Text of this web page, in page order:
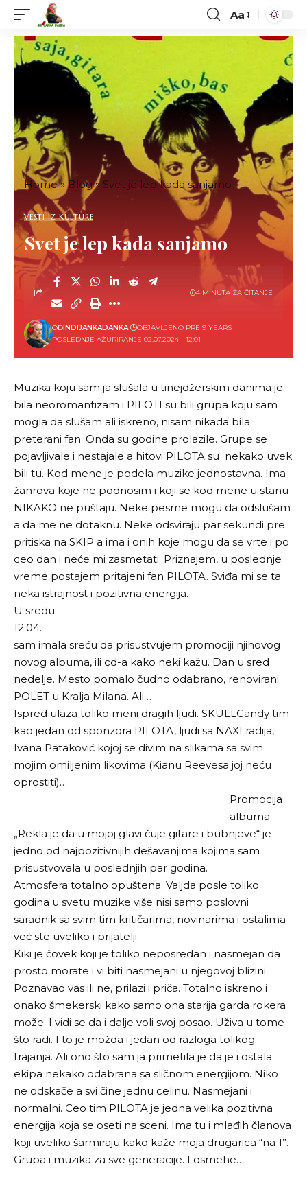
Font
Resizer
Aa
Home»Blog» Svet je lep kada sanjamo
VESTI IZ KULTURE
Svet je lep kada sanjamo
POSLEDNJE AŽURIRANJE 02.07.2024 - 12:01
ODINDIJANKADANKA OBJAVLJENO PRE 9 YEARS
4 MINUTA ZA ČITANJE
Muzika koju sam ja slušala u tinejdžerskim danima je
bila neoromantizam i PILOTI su bili grupa koju sam
mogla da slušam ali iskreno, nisam nikada bila
preterani fan. Onda su godine prolazile. Grupe se
pojavljivale i nestajale a hitovi PILOTA su nekako uvek
bili tu. Kod mene je podela muzike jednostavna. Ima
žanrova koje ne podnosim i koji se kod mene u stanu
NIKAKO ne puštaju. Neke pesme mogu da odslušam
a da me ne dotaknu. Neke odsviraju par sekundi pre
pritiska na SKIP a ima i onih koje mogu da se vrte i po
ceo dan i neće mi zasmetati. Priznajem, u poslednje
vreme postajem pritajeni fan PILOTA. Sviđa mi se ta
neka istrajnost i pozitivna energija.
U sredu
12.04.
sam imala sreću da prisustvujem promociji njihovog
novog albuma, ili cd-a kako neki kažu. Dan u sred
nedelje. Mesto pomalo čudno odabrano, renovirani
POLET u Kralja Milana. Ali…
Ispred ulaza toliko meni dragih ljudi. SKULLCandy tim
kao jedan od sponzora PILOTA, ljudi sa NAXI radija,
Ivana Pataković kojoj se divim na slikama sa svim
mojim omiljenim likovima (Kianu Reevesa joj neću
oprostiti)…
Promocija
albuma
„Rekla je da u mojoj glavi čuje gitare i bubnjeve“ je
jedno od najpozitivnijih dešavanjima kojima sam
prisustvovala u poslednjih par godina.
Atmosfera totalno opuštena. Valjda posle toliko
godina u svetu muzike više nisi samo poslovni
saradnik sa svim tim kritičarima, novinarima i ostalima
već ste uveliko i prijatelji.
Kiki je čovek koji je toliko neposredan i nasmejan da
prosto morate i vi biti nasmejani u njegovoj blizini.
Poznavao vas ili ne, prilazi i priča. Totalno iskreno i
onako šmekerski kako samo ona starija garda rokera
može. I vidi se da i dalje voli svoj posao. Uživa u tome
što radi. I to je možda i jedan od razloga tolikog
trajanja. Ali ono što sam ja primetila je da je i ostala
ekipa nekako odabrana sa sličnom energijom. Niko
ne odskače a svi čine jednu celinu. Nasmejani i
normalni. Ceo tim PILOTA je jedna velika pozitivna
energija koja se oseti na sceni. Ima tu i mlađih članova
koji uveliko šarmiraju kako kaže moja drugarica “na 1”.
Grupa i muzika za sve generacije. I osmehe…